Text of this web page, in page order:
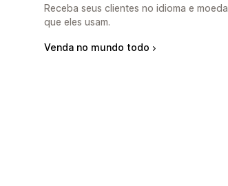
Receba seus clientes no idioma e moeda
que eles usam.
Venda no mundo todo